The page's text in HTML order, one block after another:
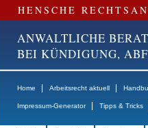
HENSCHE
ANWALTLICHE
BEI KÜNDIGUNG,
Home Arbeitsrecht aktuell
Impressum-Generator Tipps & Tricks